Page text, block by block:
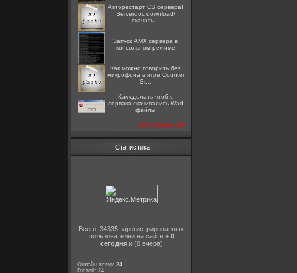
Авторестарт CS сервера!
Serverdoc download/
скачать...
Запуск AMX сервера в
консольном режиме
Как можно говорить без
микрофона в игре Counter
St...
Как сделать чтоб с
сервака скачивались Wad
файлы
посмотреть все
Статистика
Всего: 34335 зарегистрированных
пользователей на сайте + 0
сегодняи (0 вчера)
Онлайн всего: 24
Гостей: 24